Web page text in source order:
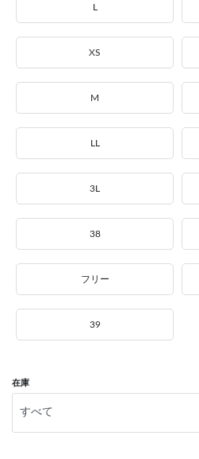
L
XS
M
LL
3L
38
フリー
39
在庫